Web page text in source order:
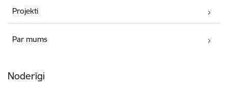
Projekti
Par mums
Noderīgi